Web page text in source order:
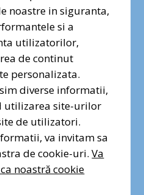
naturii urbane,
Semnați
petiția pentru
Băneasa!
Pădurea
noastre in siguranta,
si a
utilizatorilor,
de continut
personalizata.
diverse informatii,
utilizarea site-urilor
de utilizatori.
va invitam sa
de cookie-uri.Va
noastră cookie